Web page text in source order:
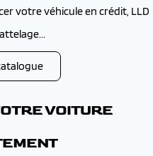
votre véhicule en crédit, LLD
VOITURE